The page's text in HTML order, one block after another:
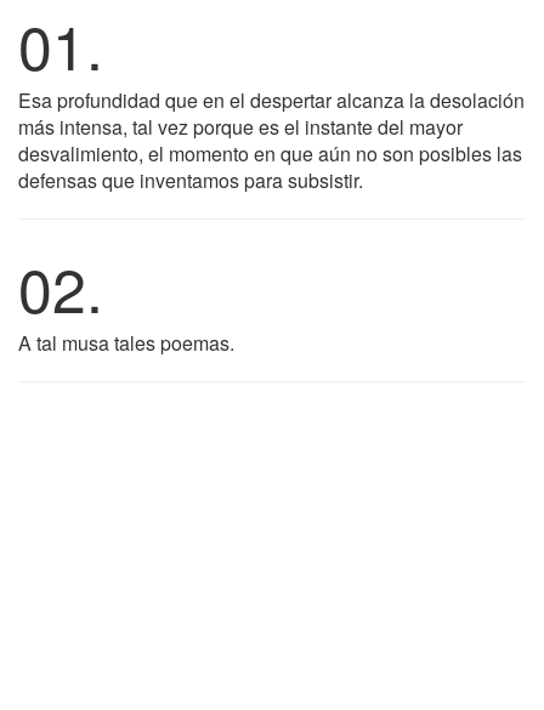
01.
Esa profundidad que en el despertar alcanza la desolación
más intensa, tal vez porque es el instante del mayor
desvalimiento, el momento en que aún no son posibles las
defensas que inventamos para subsistir.
02.
A tal musa tales poemas.